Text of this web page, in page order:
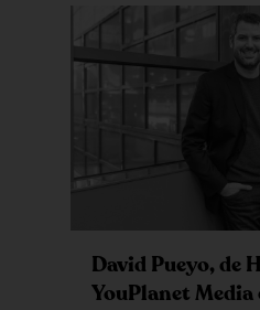
David Pueyo, de
YouPlanet Media